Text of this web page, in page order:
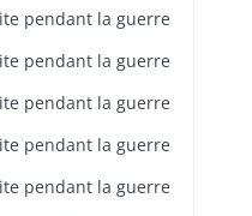
pendant la guerre
pendant la guerre
pendant la guerre
pendant la guerre
pendant la guerre